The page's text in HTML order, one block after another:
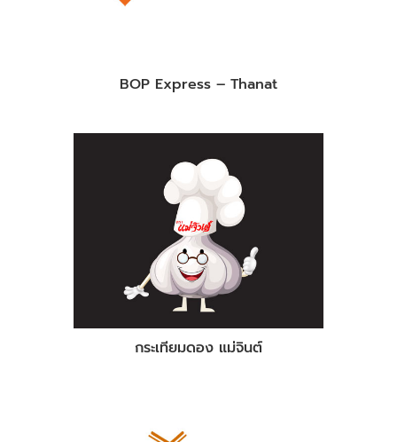
BOP Express – Thanat
กระเทียมดอง แม่จินต์